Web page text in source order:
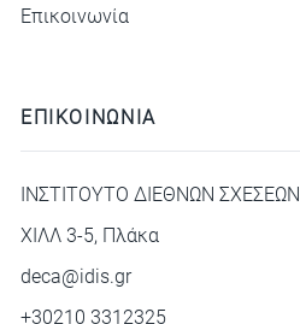
Επικοινωνία
ΕΠΙΚΟΙΝΩΝΙΑ
ΙΝΣΤΙΤΟΥΤΟ ΔΙΕΘΝΩΝ ΣΧΕΣΕΩΝ
ΧΙΛΛ 3-5, Πλάκα
deca@idis.gr
+30210 3312325